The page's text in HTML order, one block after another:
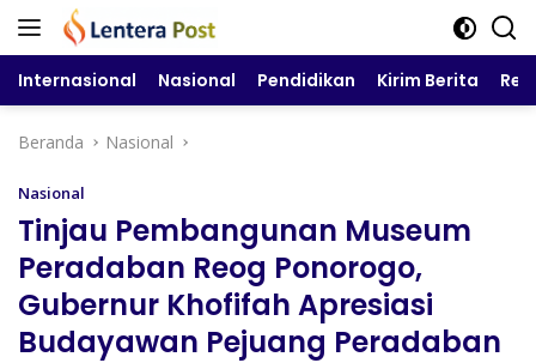
Langsung
Internasional Nasional Pendidikan Kirim Berita
Beranda Nasional
Nasional
Tinjau Pembangunan Museum
Peradaban Reog Ponorogo,
Gubernur Khofifah Apresiasi
Budayawan Pejuang Peradaban